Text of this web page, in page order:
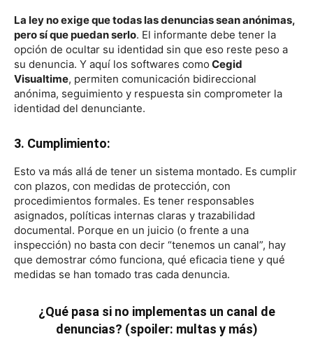
La ley no exige que todas las denuncias sean anónimas,
pero sí que puedan serlo. El informante debe tener la
opción de ocultar su identidad sin que eso reste peso a
su denuncia. Y aquí los softwares como Cegid
Visualtime, permiten comunicación bidireccional
anónima, seguimiento y respuesta sin comprometer la
identidad del denunciante.
3. Cumplimiento:
Esto va más allá de tener un sistema montado. Es cumplir
con plazos, con medidas de protección, con
procedimientos formales. Es tener responsables
asignados, políticas internas claras y trazabilidad
documental. Porque en un juicio (o frente a una
inspección) no basta con decir “tenemos un canal”, hay
que demostrar cómo funciona, qué eficacia tiene y qué
medidas se han tomado tras cada denuncia.
¿Qué pasa si no implementas un canal de
denuncias? (spoiler: multas y más)